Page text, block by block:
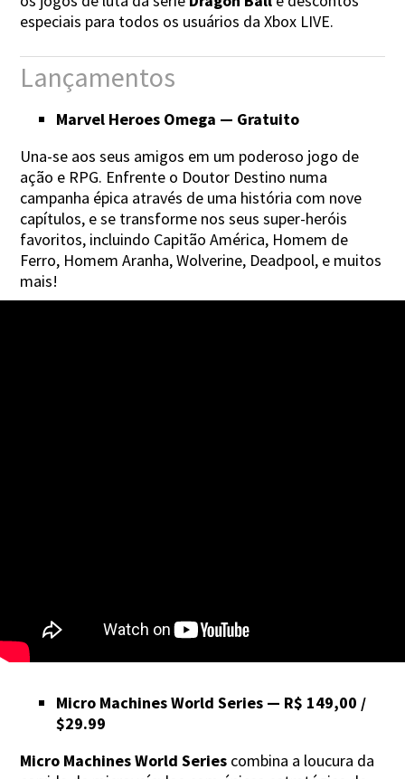
especiais para todos os usuários da Xbox LIVE.
Lançamentos
Marvel Heroes Omega — Gratuito
Una-se aos seus amigos em um poderoso jogo de
ação e RPG. Enfrente o Doutor Destino numa
campanha épica através de uma história com nove
capítulos, e se transforme nos seus super-heróis
favoritos, incluindo Capitão América, Homem de
Ferro, Homem Aranha, Wolverine, Deadpool, e muitos
mais!
Micro Machines World Series — R$ 149,00 /
$29.99
Micro Machines World Series combina a loucura da